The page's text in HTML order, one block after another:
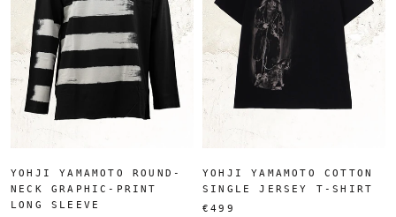
YOHJI YAMAMOTO ROUND-
NECK GRAPHIC-PRINT
LONG SLEEVE
YOHJI YAMAMOTO COTTON
SINGLE JERSEY T-SHIRT
€499